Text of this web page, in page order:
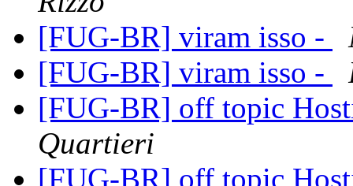
[FUG-BR] viram isso -
[FUG-BR] viram isso -
[FUG-BR] off topic
Quartieri
[FUG-BR] off topic